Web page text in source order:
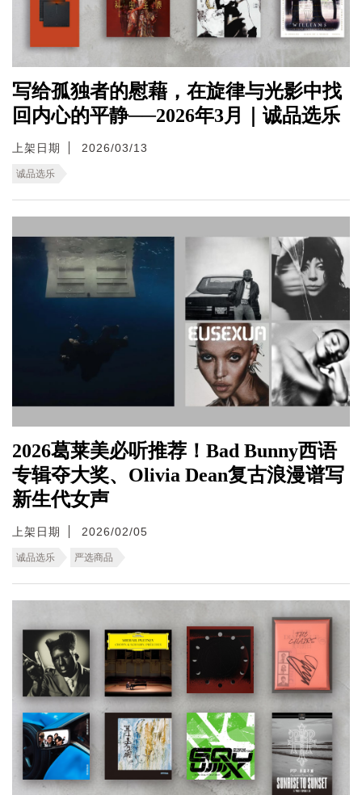
写给孤独者的慰藉，在旋律与光影中找
回内心的平静──2026年3月｜诚品选乐
上架日期 2026/03/13
诚品选乐
2026葛莱美必听推荐！Bad Bunny西语
专辑夺大奖、Olivia Dean复古浪漫谱写
新生代女声
上架日期 2026/02/05
诚品选乐 严选商品